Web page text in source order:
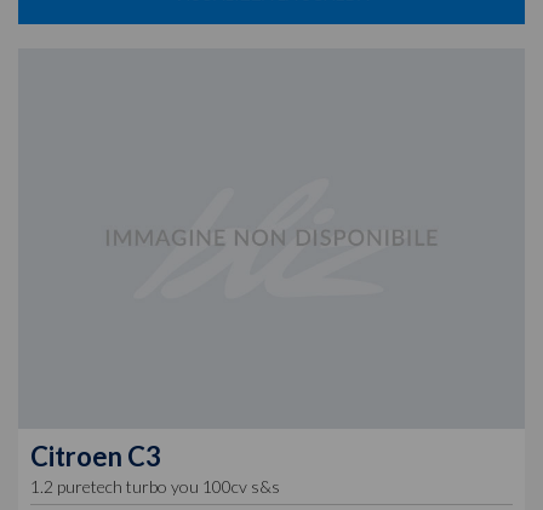
Citroen C3
1.2 puretech turbo you 100cv s&s